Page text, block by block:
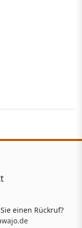
einen Rückruf?